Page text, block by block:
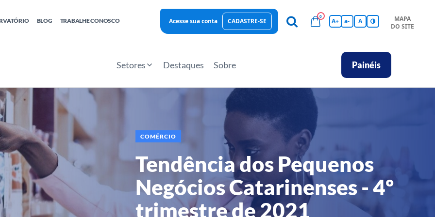
Hub de Conhecimentos
BLOG TRABALHE CONOSCO Acesse sua conta CADASTRE-SE
0
A+ a- A
MAPA
DO SITE
Setores Destaques Sobre Painéis
COMÉRCIO
Tendência dos Pequenos
Negócios Catarinenses - 4º
trimestre de 2021